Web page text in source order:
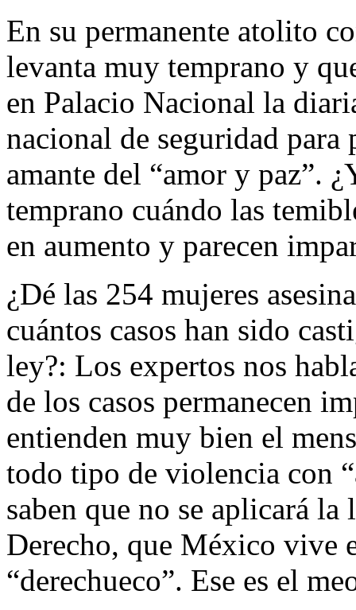
En su permanente atolito
levanta muy temprano y
en Palacio Nacional la
nacional de seguridad
amante del “amor y paz”.
temprano cuándo las
en aumento y parecen
¿Dé las 254 mujeres
cuántos casos han sido
ley?: Los expertos nos
de los casos permanecen
entienden muy bien el
todo tipo de violencia con
saben que no se aplicará
Derecho, que México vive
“derechueco”. Ese es el